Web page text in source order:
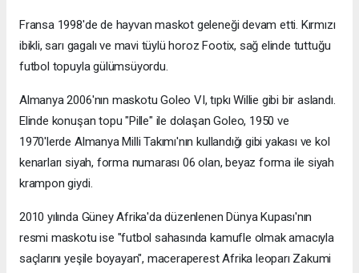
Fransa 1998'de de hayvan maskot geleneği devam etti. Kırmızı
ibikli, sarı gagalı ve mavi tüylü horoz Footix, sağ elinde tuttuğu
futbol topuyla gülümsüyordu.
Almanya 2006'nın maskotu Goleo VI, tıpkı Willie gibi bir aslandı.
Elinde konuşan topu "Pille" ile dolaşan Goleo, 1950 ve
1970'lerde Almanya Milli Takımı'nın kullandığı gibi yakası ve kol
kenarları siyah, forma numarası 06 olan, beyaz forma ile siyah
krampon giydi.
2010 yılında Güney Afrika'da düzenlenen Dünya Kupası'nın
resmi maskotu ise "futbol sahasında kamufle olmak amacıyla
saçlarını yeşile boyayan", maceraperest Afrika leoparı Zakumi